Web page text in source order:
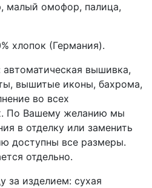
малый омофор, палица,
хлопок (Германия).
вышивка,
вышитые иконы, бахрома,
во всех
По Вашему желанию мы
в отделку или заменить
доступны все размеры.
отдельно.
за изделием: сухая